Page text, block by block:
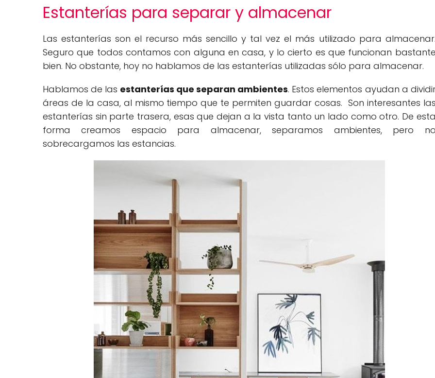
Estanterías para separar y almacenar
Las estanterías son el recurso más sencillo y tal vez el más utilizado para almacenar.
Seguro que todos contamos con alguna en casa, y lo cierto es que funcionan bastante
bien. No obstante, hoy no hablamos de las estanterías utilizadas sólo para almacenar.
Hablamos de las estanterías que separan ambientes. Estos elementos ayudan a
áreas de la casa, al mismo tiempo que te permiten guardar cosas. Son interesantes las
estanterías sin parte trasera, esas que dejan a la vista tanto un lado como otro. De esta
forma creamos espacio para almacenar, separamos ambientes, pero no
sobrecargamos las estancias.